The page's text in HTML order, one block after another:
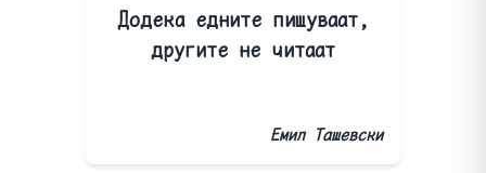
Додека едните пишуваат,
другите не читаат
Емил Ташевски